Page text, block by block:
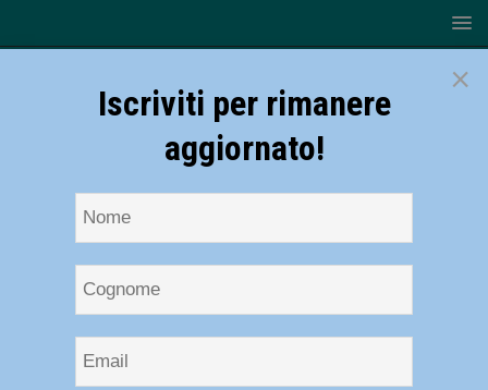
×
Iscriviti per rimanere
aggiornato!